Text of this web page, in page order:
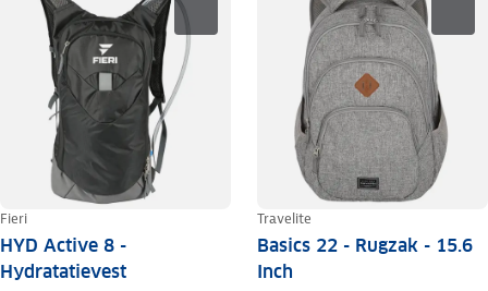
Fieri
HYD Active 8 -
Hydratatievest
Travelite
Basics 22 - Rugzak - 15.6
Inch